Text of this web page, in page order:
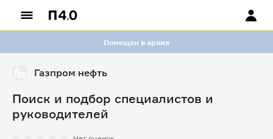
Помещен в архив
Газпром нефть
Поиск и подбор специалистов и
руководителей